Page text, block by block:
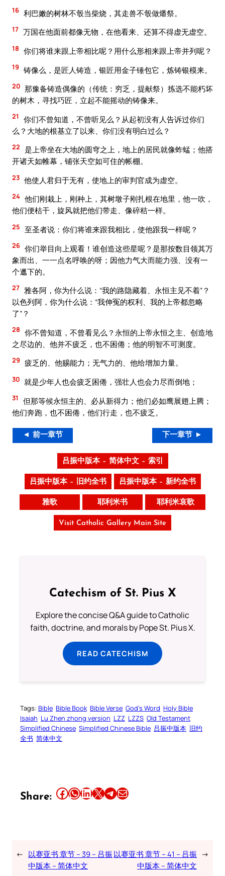
16 利巴嫩的树林不彀当柴烧，其走兽不彀做燔祭。
17 万国在他面前都像无物，在他看来、还算不得虚无虚空。
18 你们将谁来跟上帝相比呢？用什么形相来跟上帝并列呢？
19 铸像么，是匠人铸造，银匠用金子锤包它，炼铸银模来。
20 那豫备铸造偶像的（传统：穷乏，提献祭）拣选不能朽坏
的树木，寻找巧匠，立起不能摇动的铸像来。
21
你们不曾知道，不曾听见么？从起初没有人告诉过你们
么？大地的根基立了以来、你们没有明白过么？
22 是上帝坐在大地的圆穹之上，地上的居民就像蚱蜢；他搭
开诸天如帷幕，铺张天空如可住的帐棚。
23 他使人君归于无有，使地上的审判官成为虚空。
24 他们刚栽上，刚种上，其树墩子刚扎根在地里，他一吹，
他们便枯干，旋风就把他们带走、像碎秸一样。
25 至圣者说：你们将谁来跟我相比，使他跟我一样呢？
26 你们举目向上观看！谁创造这些星呢？是那按数目领其万
象而出、一一点名呼唤的呀；因他力气大而能力强、没有一
个邋下的。
27 雅各阿，你为什么说：“我的路隐藏着、永恒主见不着”？
以色列阿，你为什么说：“我伸冤的权利、我的上帝都忽略
了”？
28 你不曾知道，不曾看见么？永恒的上帝永恒之主、创造地
之尽边的、他并不疲乏，也不困倦；他的明智不可测度。
29 疲乏的、他赐能力；无气力的、他给增加力量。
30 就是少年人也会疲乏困倦，强壮人也会力尽而倒地；
31
但那等候永恒主的、必从新得力；他们必如鹰展翅上腾；
他们奔跑，也不困倦，他们行走，也不疲乏。
◄ 前一章节 下一章节 ►
吕振中版本 – 简体中文 – 索引
吕振中版本 – 旧约全书 吕振中版本 – 新约全书
雅歌 耶利米书 耶利米哀歌
Visit Catholic Gallery Main Site
Catechism of St. Pius X
Explore the concise Q&A guide to Catholic
faith, doctrine, and morals by Pope St. Pius X.
READ CATECHISM
Tags: Bible Bible Book Bible Verse God’s Word Holy Bible
Isaiah Lu Zhen zhong version LZZ LZZS Old Testament
Simplified Chinese Simplified Chinese Bible 吕振中版本 旧约
全书 简体中文
Share: Share this article on Facebook Share this article on WhatsApp Share this article on LinkedIn Share this article on X Share this article on TelegramEmail this Article
← 以赛亚书 章节 – 39 – 吕振
中版本 – 简体中文
以赛亚书 章节 – 41 – 吕振
中版本 – 简体中文
→